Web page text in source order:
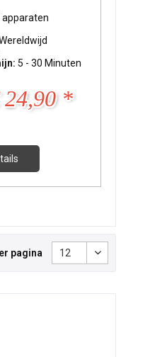
apparaten
5 - 30 Minuten
24,90 *
pagina